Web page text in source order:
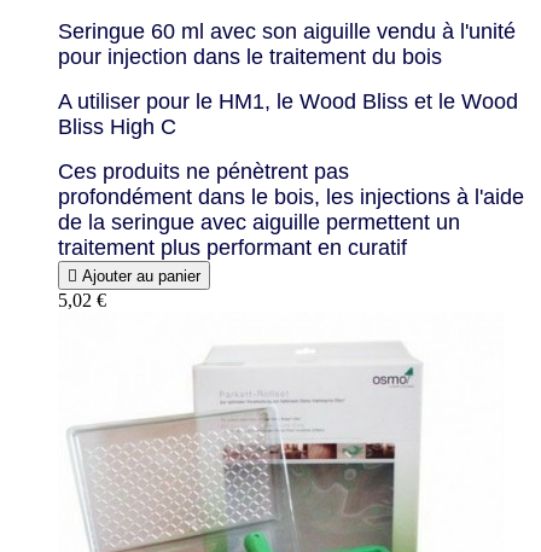
Seringue 60 ml avec son aiguille vendu à l'unité
pour injection dans le traitement du bois
A utiliser pour le HM1, le Wood Bliss et le Wood
Bliss High C
Ces produits ne pénètrent pas
profondément dans le bois, les injections à l'aide
de la seringue avec aiguille permettent un
traitement plus performant en curatif
 Ajouter au panier
5,02 €